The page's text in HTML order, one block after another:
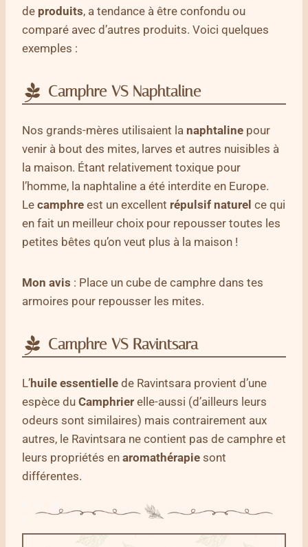
de produits, a tendance à être confondu ou
comparé avec d’autres produits. Voici quelques
exemples :
Camphre VS Naphtaline
Nos grands-mères utilisaient la naphtaline pour
venir à bout des mites, larves et autres nuisibles à
la maison. Étant relativement toxique pour
l’homme, la naphtaline a été interdite en Europe.
Le camphre est un excellent répulsif naturel ce qui
en fait un meilleur choix pour repousser toutes les
petites bêtes qu’on veut plus à la maison !
Mon avis : Place un cube de camphre dans tes
armoires pour repousser les mites.
Camphre VS Ravintsara
L’huile essentielle de Ravintsara provient d’une
espèce du Camphrier elle-aussi (d’ailleurs leurs
odeurs sont similaires) mais contrairement aux
autres, le Ravintsara ne contient pas de camphre et
leurs propriétés en aromathérapie sont
différentes.